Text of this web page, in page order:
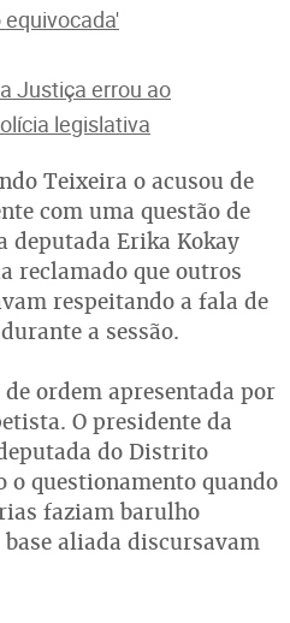
Justiça errou ao
legislativa
Teixeira o acusou de
com uma questão de
deputada Erika Kokay
reclamado que outros
respeitando a fala de
a sessão.
ordem apresentada por
O presidente da
do Distrito
o questionamento quando
faziam barulho
aliada discursavam